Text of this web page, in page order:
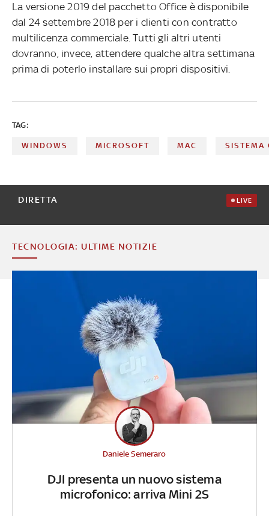
La versione 2019 del pacchetto Office è disponibile
dal 24 settembre 2018 per i clienti con contratto
multilicenza commerciale. Tutti gli altri utenti
dovranno, invece, attendere qualche altra settimana
prima di poterlo installare sui propri dispositivi.
TAG:
WINDOWS MICROSOFT MAC SISTEMA
DIRETTA LIVE
TECNOLOGIA: ULTIME NOTIZIE
DJI presenta un nuovo sistema
microfonico: arriva Mini 2S
Daniele Semeraro